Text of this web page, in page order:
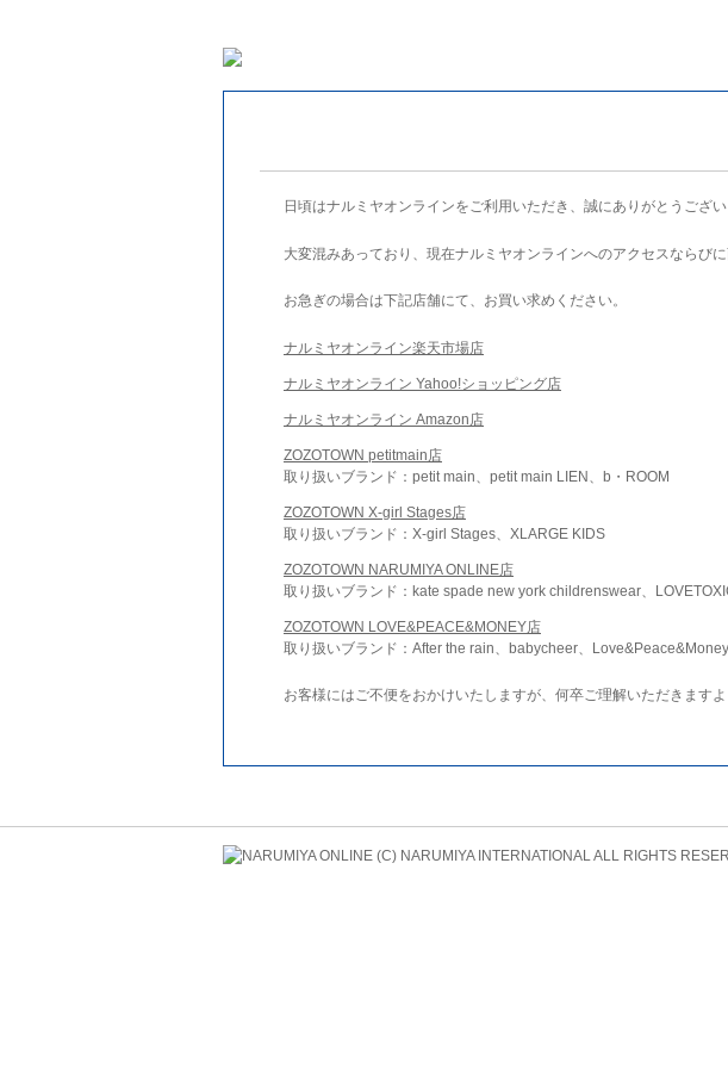
日頃はナルミヤオンラインをご利用いただき、誠にありがとうござい
大変混みあっており、現在ナルミヤオンラインへのアクセスならび
お急ぎの場合は下記店舗にて、お買い求めください。
ナルミヤオンライン楽天市場店
ナルミヤオンライン Yahoo!ショッピング店
ナルミヤオンライン Amazon店
ZOZOTOWN petitmain店
取り扱いブランド：petit main、petit main LIEN、b・ROOM
ZOZOTOWN X-girl Stages店
取り扱いブランド：X-girl Stages、XLARGE KIDS
ZOZOTOWN NARUMIYA ONLINE店
取り扱いブランド：kate spade new york childrenswear、
ZOZOTOWN LOVE&PEACE&MONEY店
取り扱いブランド：After the rain、babycheer、
お客様にはご不便をおかけいたしますが、何卒ご理解いただきますよ